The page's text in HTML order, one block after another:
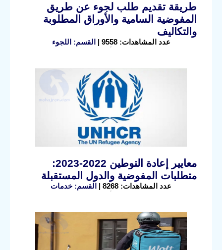
طريقة تقديم طلب لجوء عن طريق
المفوضية السامية والأوراق المطلوبة
والتكاليف
عدد المشاهدات: 9558 | القسم: اللجوء
معايير إعادة التوطين 2022-2023:
متطلبات المفوضية والدول المستقبلة
عدد المشاهدات: 8268 | القسم: خدمات